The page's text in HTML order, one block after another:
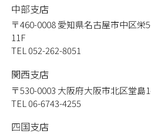
中部支店
〒460-0008愛知県名古屋市中区栄
11F
TEL 052-262-8051
関西支店
〒530-0003 大阪府大阪市北区堂島
TEL 06-6743-4255
四国支店